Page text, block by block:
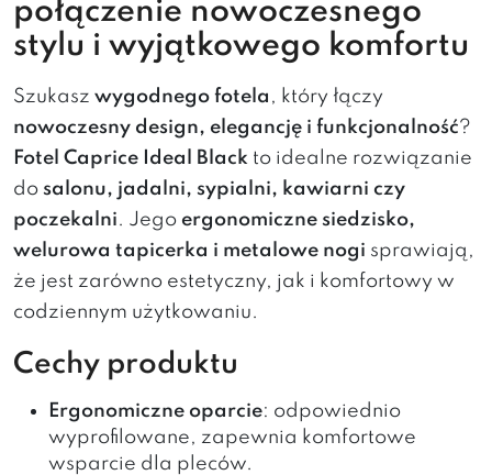
połączenie nowoczesnego
stylu i wyjątkowego komfortu
Szukasz wygodnego fotela , który łączy
nowoczesny design, elegancję i funkcjonalność?
Fotel Caprice Ideal Black to idealne rozwiązanie
do salonu, jadalni, sypialni, kawiarni czy
poczekalni. Jego ergonomiczne siedzisko,
welurowa tapicerka i metalowe nogi sprawiają,
że jest zarówno estetyczny, jak i komfortowy w
codziennym użytkowaniu.
Cechy produktu
Ergonomiczne oparcie: odpowiednio
wyprofilowane, zapewnia komfortowe
wsparcie dla pleców.